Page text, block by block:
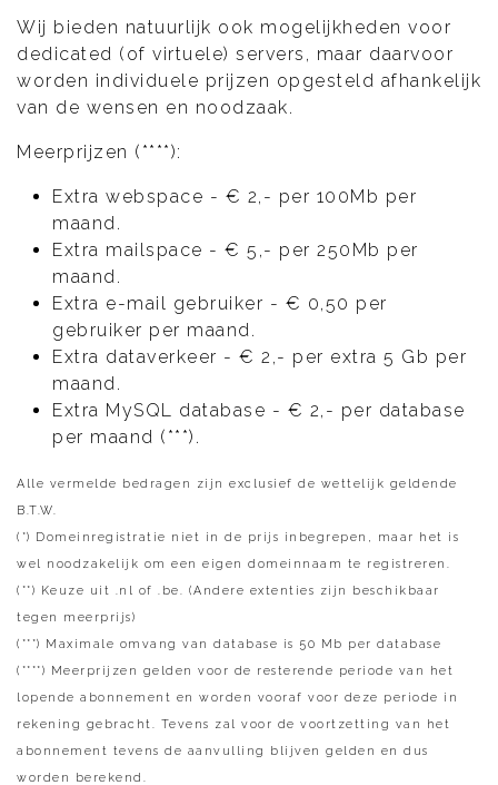
Wij bieden natuurlijk ook mogelijkheden voor
dedicated (of virtuele) servers, maar daarvoor
worden individuele prijzen opgesteld afhankelijk
van de wensen en noodzaak.
Meerprijzen (****):
Extra webspace - € 2,- per 100Mb per
maand.
Extra mailspace - € 5,- per 250Mb per
maand.
Extra e-mail gebruiker - € 0,50 per
gebruiker per maand.
Extra dataverkeer - € 2,- per extra 5 Gb per
maand.
Extra MySQL database - € 2,- per database
per maand (***).
Alle vermelde bedragen zijn exclusief de wettelijk geldende
B.T.W.
(*) Domeinregistratie niet in de prijs inbegrepen, maar het is
wel noodzakelijk om een eigen domeinnaam te registreren.
(**) Keuze uit .nl of .be. (Andere extenties zijn beschikbaar
tegen meerprijs)
(***) Maximale omvang van database is 50 Mb per database
(****) Meerprijzen gelden voor de resterende periode van het
lopende abonnement en worden vooraf voor deze periode in
rekening gebracht. Tevens zal voor de voortzetting van het
abonnement tevens de aanvulling blijven gelden en dus
worden berekend.